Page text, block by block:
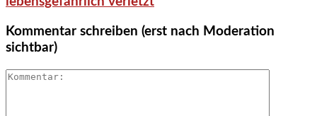
Kommentar schreiben (erst nach Moderation
sichtbar)